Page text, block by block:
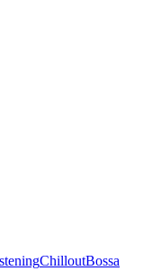
ChilloutBossa